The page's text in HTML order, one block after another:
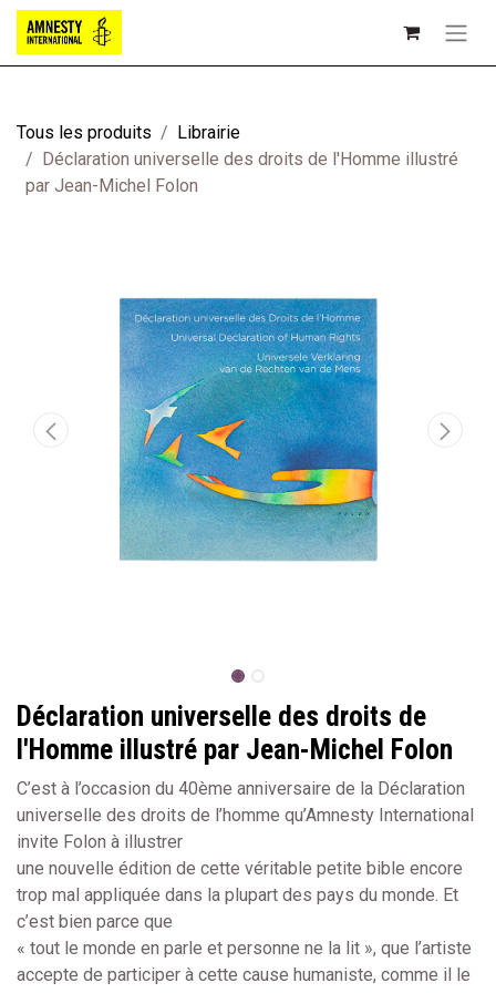
Tous les produits
Librairie
Déclaration universelle des droits de l'Homme illustré
par Jean-Michel Folon
Déclaration universelle des droits de
l'Homme illustré par Jean-Michel Folon
C’est à l’occasion du 40ème anniversaire de la Déclaration
universelle des droits de l’homme qu’Amnesty International
invite Folon à illustrer
une nouvelle édition de cette véritable petite bible encore
trop mal appliquée dans la plupart des pays du monde. Et
c’est bien parce que
« tout le monde en parle et personne ne la lit », que l’artiste
accepte de participer à cette cause humaniste, comme il le